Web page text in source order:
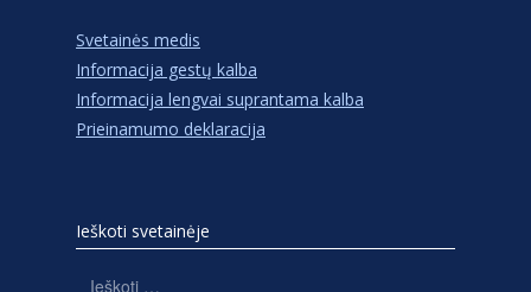
Svetainės medis
Informacija gestų kalba
Informacija lengvai suprantama kalba
Prieinamumo deklaracija
Ieškoti svetainėje